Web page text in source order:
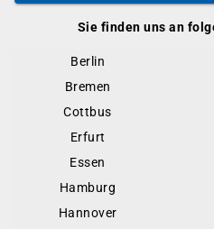
Sie finden uns an
Berlin
Bremen
Cottbus
Erfurt
Essen
Hamburg
Hannover